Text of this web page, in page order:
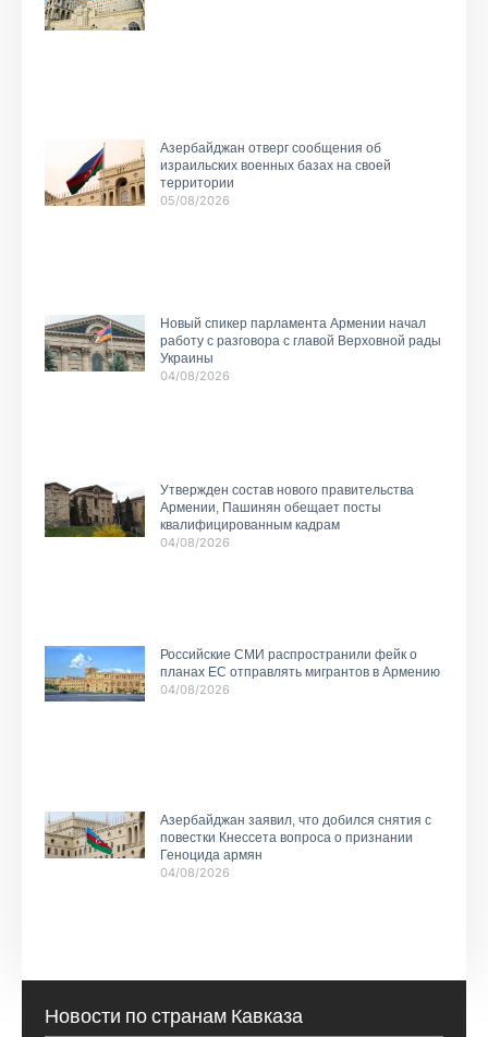
Азербайджан отверг сообщения об
израильских военных базах на своей
территории
05/08/2026
Новый спикер парламента Армении начал
работу с разговора с главой Верховной рады
Украины
04/08/2026
Утвержден состав нового правительства
Армении, Пашинян обещает посты
квалифицированным кадрам
04/08/2026
Российские СМИ распространили фейк о
планах ЕС отправлять мигрантов в Армению
04/08/2026
Азербайджан заявил, что добился снятия с
повестки Кнессета вопроса о признании
Геноцида армян
04/08/2026
Новости по странам Кавказа